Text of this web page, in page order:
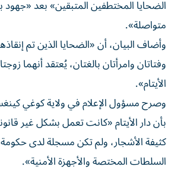
الضحايا المختطفين المتبقين» بعد
متواصلة».
وأضاف البيان، أن «الضحايا الذين تم
وفتاتان وامرأتان بالغتان، يُعتقد أنهما
الأيتام».
وصرح مسؤول الإعلام في ولاية كوغي
بأن دار الأيتام «كانت تعمل بشكل غير
كثيفة الأشجار، ولم تكن مسجلة لدى حكومة
السلطات المختصة والأجهزة الأمنية».